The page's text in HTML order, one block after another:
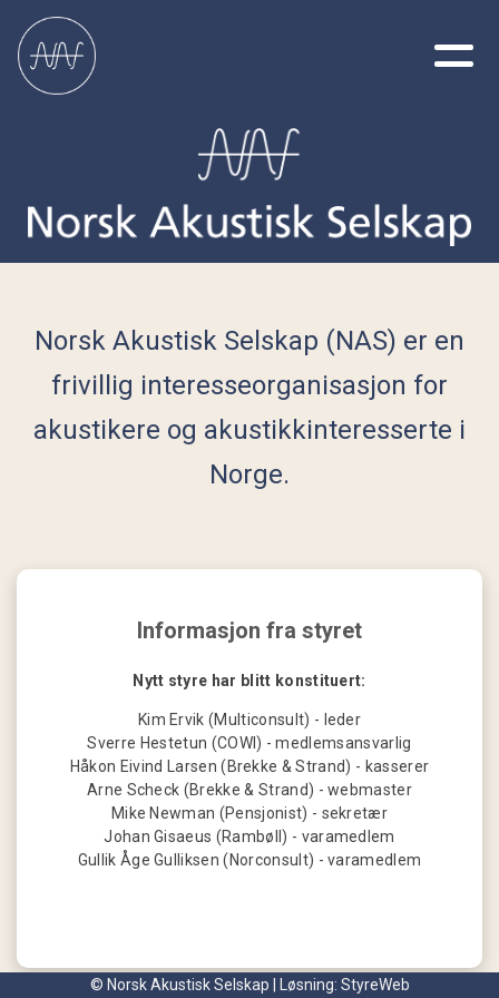
Norsk Akustisk Selskap (NAS) er en
frivillig interesseorganisasjon for
akustikere og akustikkinteresserte i
Norge.
Informasjon fra styret
Nytt styre har blitt konstituert:
Kim Ervik (Multiconsult) - leder
Sverre Hestetun (COWI) - medlemsansvarlig
Håkon Eivind Larsen (Brekke & Strand) - kasserer
Arne Scheck (Brekke & Strand) - webmaster
Mike Newman (Pensjonist) - sekretær
Johan Gisaeus (Rambøll) - varamedlem
Gullik Åge Gulliksen (Norconsult) - varamedlem
© Norsk Akustisk Selskap | Løsning: StyreWeb